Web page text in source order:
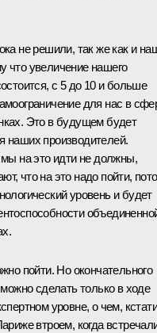
не решили, так же как и
что увеличение нашего
с 5 до 10 и больше
для нас в
Это в будущем будет
наших производителей.
на это идти не должны,
что на это надо пойти,
уровень и будет
пойти. Но окончательного
сделать только в ходе
уровне, о чем, кстати
втроем, когда